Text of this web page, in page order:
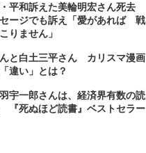
平和訴えた美輪明宏さん死去
ージでも訴え「愛があれば 戦
りません」
と白土三平さん カリスマ漫画
違い」とは？
宇一郎さんは、経済界有数の読
『死ぬほど読書』ベストセラー